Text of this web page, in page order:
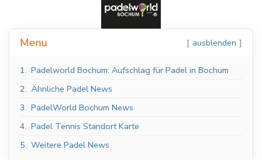
Menu ausblenden
1. Padelworld Bochum: Aufschlag für Padel in Bochum
2. Ähnliche Padel News
3. PadelWorld Bochum News
4. Padel Tennis Standort Karte
5. Weitere Padel News